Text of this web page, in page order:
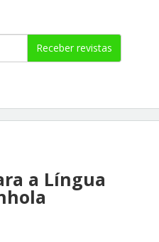
Receber revistas
a Língua